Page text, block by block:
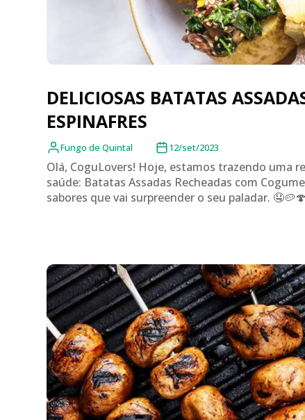
DELICIOSAS BATATAS
ESPINAFRES
Fungo de Quintal 12/set/2023
Olá, CoguLovers! Hoje, estamos trazendo uma
saúde: Batatas Assadas Recheadas com
sabores que vai surpreender o seu paladar.